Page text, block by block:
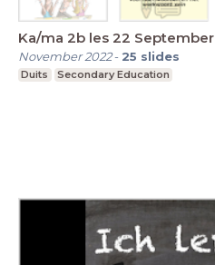
Ka/ma 2b les 22 September
November 2022- 25 slides
Duits Secondary Education